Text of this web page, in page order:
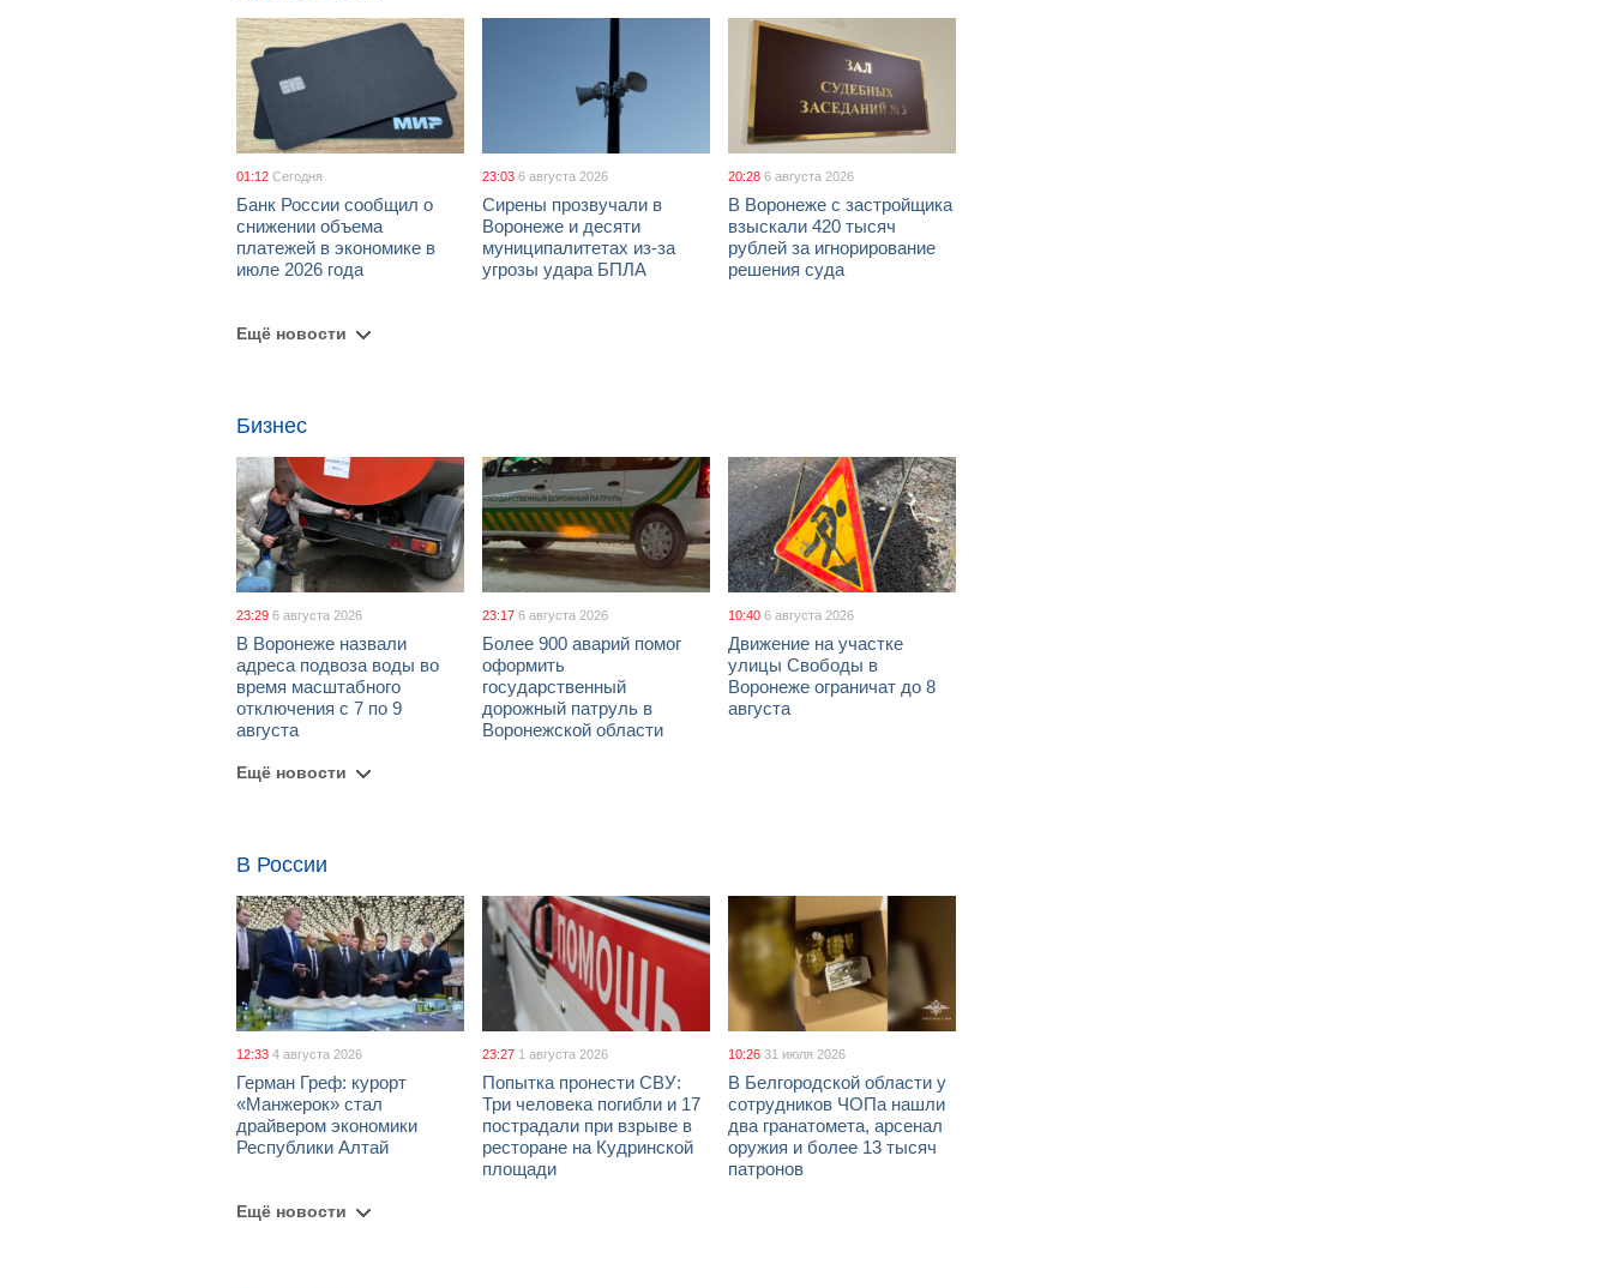
01:12 Сегодня
Банк России сообщил о
снижении объема
платежей в экономике в
июле 2026 года
23:03 6 августа 2026
Сирены прозвучали в
Воронеже и десяти
муниципалитетах из-за
угрозы удара БПЛА
20:28 6 августа 2026
В Воронеже с застройщика
взыскали 420 тысяч
рублей за игнорирование
решения суда
Ещё новости
Бизнес
23:29 6 августа 2026
В Воронеже назвали
адреса подвоза воды во
время масштабного
отключения с 7 по 9
августа
23:17 6 августа 2026
Более 900 аварий помог
оформить
государственный
дорожный патруль в
Воронежской области
10:40 6 августа 2026
Движение на участке
улицы Свободы в
Воронеже ограничат до 8
августа
Ещё новости
В России
12:33 4 августа 2026
Герман Греф: курорт
«Манжерок» стал
драйвером экономики
Республики Алтай
23:27 1 августа 2026
Попытка пронести СВУ:
Три человека погибли и 17
пострадали при взрыве в
ресторане на Кудринской
площади
10:26 31 июля 2026
В Белгородской области у
сотрудников ЧОПа нашли
два гранатомета, арсенал
оружия и более 13 тысяч
патронов
Ещё новости